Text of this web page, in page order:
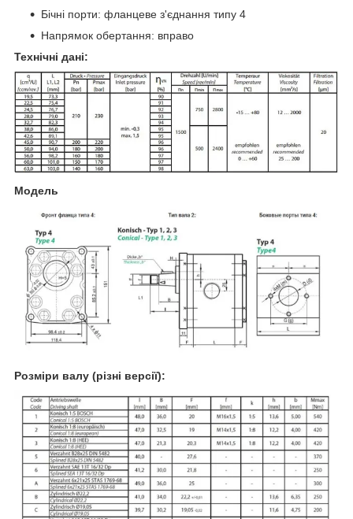
Бічні порти: фланцеве з'єднання типу 4
Напрямок обертання: вправо
Технічні дані:
Модель
Розміри валу (різні версії):